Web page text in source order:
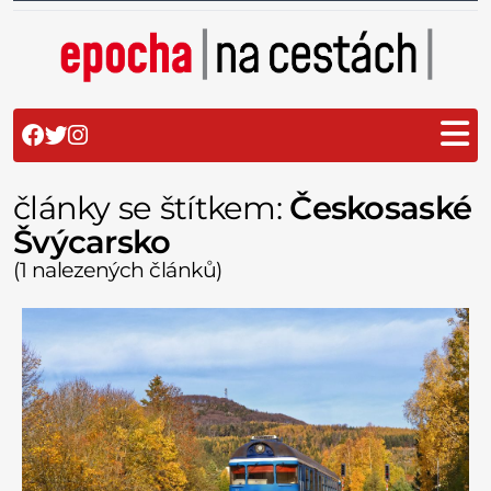
články se štítkem: Českosaské
Švýcarsko
(1 nalezených článků)